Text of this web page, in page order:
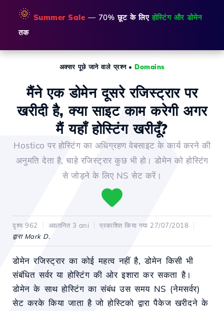
🌞 Summer Sale — 70% छूट के लिएहोस्टिंग और डोमेन
तक
अक्सर पूछे जाने वाले प्रश्न• Domains
मैंने एक डोमेन दूसरे रजिस्ट्रार पर
खरीदी है, क्या साइट काम करेगी अगर
मैं यहाँ होस्टिंग खरीदूँ?
Hostico पर होस्टिंग का अधिग्रहण वेबसाइट के कार्य करने की
अनुमति देता है, चाहे रजिस्ट्रार कुछ भी हो। डोमेन को होस्टिंग
से जोड़ने के लिए NS सेट करें।
दृश्य 962 अद्यतनित 3 ani
प्रकाशित किया गया 27/07/2018
द्वारा Mark D.
डोमेन रजिस्ट्रार का कोई महत्व नहीं है, डोमेन किसी भी
संबंधित सर्वर या होस्टिंग की ओर इशारा कर सकता है।
डोमेन के साथ होस्टिंग का संबंध उस समय NS (नेमसर्वर)
सेट करके किया जाता है जो होस्टिको द्वारा पैकेज खरीदने के